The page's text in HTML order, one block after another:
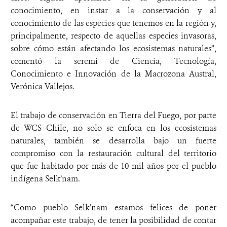
conocimiento, en instar a la conservación y al
conocimiento de las especies que tenemos en la región y,
principalmente, respecto de aquellas especies invasoras,
sobre cómo están afectando los ecosistemas naturales”,
comentó la seremi de Ciencia, Tecnología,
Conocimiento e Innovación de la Macrozona Austral,
Verónica Vallejos.
El trabajo de conservación en Tierra del Fuego, por parte
de WCS Chile, no solo se enfoca en los ecosistemas
naturales, también se desarrolla bajo un fuerte
compromiso con la restauración cultural del territorio
que fue habitado por más de 10 mil años por el pueblo
indígena Selk’nam.
“Como pueblo Selk’nam estamos felices de poner
acompañar este trabajo, de tener la posibilidad de contar